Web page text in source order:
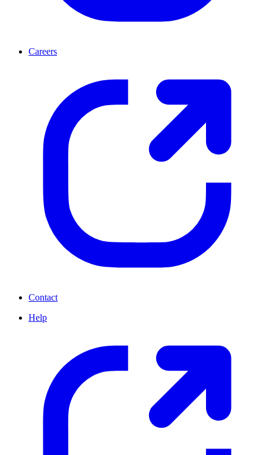
Careers
Contact
Help